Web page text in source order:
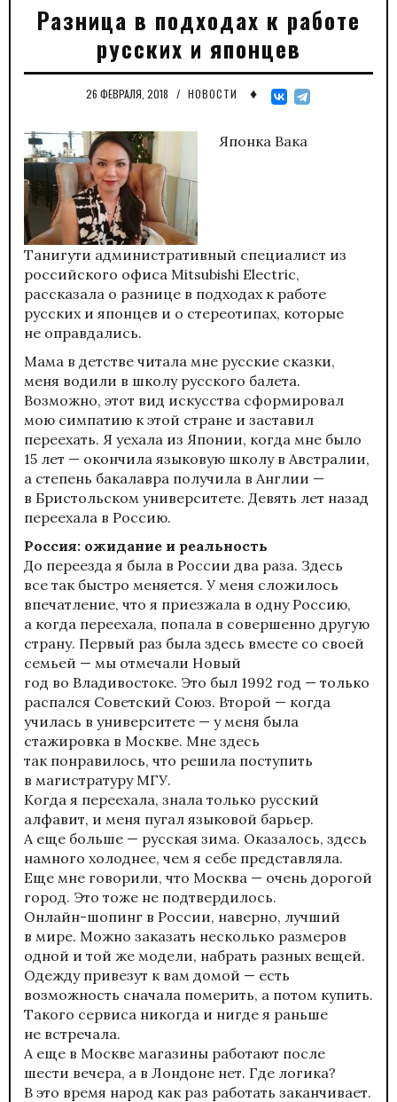
Разница в подходах к работе
русских и японцев
26 ФЕВРАЛЯ, 2018 / НОВОСТИ ♦
Японка Вака
Танигути административный специалист из
российского офиса Mitsubishi Electric,
рассказала о разнице в подходах к работе
русских и японцев и о стереотипах, которые
не оправдались.
Мама в детстве читала мне русские сказки,
меня водили в школу русского балета.
Возможно, этот вид искусства сформировал
мою симпатию к этой стране и заставил
переехать. Я уехала из Японии, когда мне было
15 лет — окончила языковую школу в Австралии,
а степень бакалавра получила в Англии —
в Бристольском университете. Девять лет назад
переехала в Россию.
Россия: ожидание и реальность
До переезда я была в России два раза. Здесь
все так быстро меняется. У меня сложилось
впечатление, что я приезжала в одну Россию,
а когда переехала, попала в совершенно другую
страну. Первый раз была здесь вместе со своей
семьей — мы отмечали Новый
год во Владивостоке. Это был 1992 год — только
распался Советский Союз. Второй — когда
училась в университете — у меня была
стажировка в Москве. Мне здесь
так понравилось, что решила поступить
в магистратуру МГУ.
Когда я переехала, знала только русский
алфавит, и меня пугал языковой барьер.
А еще больше — русская зима. Оказалось, здесь
намного холоднее, чем я себе представляла.
Еще мне говорили, что Москва — очень дорогой
город. Это тоже не подтвердилось.
Онлайн-шопинг в России, наверно, лучший
в мире. Можно заказать несколько размеров
одной и той же модели, набрать разных вещей.
Одежду привезут к вам домой — есть
возможность сначала померить, а потом купить.
Такого сервиса никогда и нигде я раньше
не встречала.
А еще в Москве магазины работают после
шести вечера, а в Лондоне нет. Где логика?
В это время народ как раз работать заканчивает.